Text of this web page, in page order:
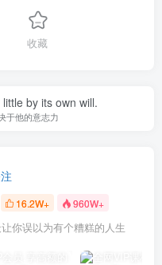
收藏
by its own will.
于他的意志力
16.2W+ 960W+
你误以为有个糟糕的人生